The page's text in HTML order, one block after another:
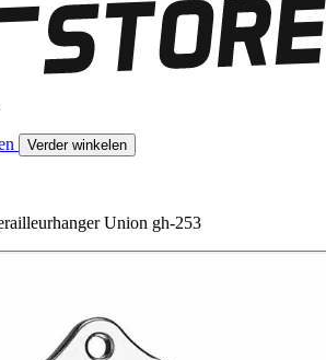
Verder winkelen
Union gh-253